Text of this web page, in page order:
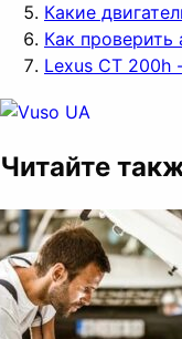
Какие
Как проверить
Lexus CT 200h
Читайте